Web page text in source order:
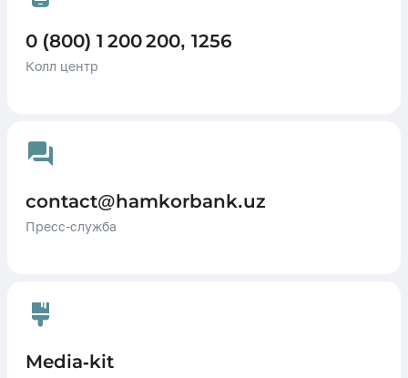
0 (800) 1 200 200, 1256
Колл центр
contact@hamkorbank.uz
Пресс-служба
Media-kit